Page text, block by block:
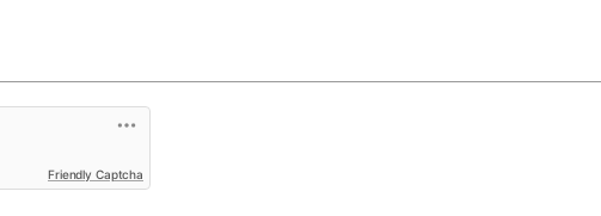
Friendly Captcha